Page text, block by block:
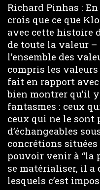
Richard Pinhas :
crois que ce que
avec cette histoire
de toute la valeur
l’ensemble des
compris les
fait en rapport
bien montrer qu’il
fantasmes : ceux
ceux qui ne le sont
d’échangeables
concrétions
pouvoir venir à “la
se matérialiser, il a
lesquels c’est